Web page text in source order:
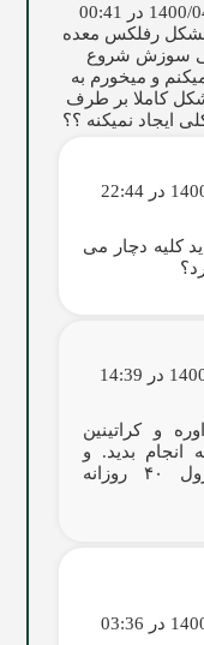
23 در 00:41
رفلکس معده
سوزش شروع
و میخورم به
کاملا بر طرف
ایجاد نمیکنه ؟؟
22:44
کلیه دچار می
14:39
و کراتینین
انجام بدید. و
بجای اومپرازول از پنتوپرازول ۴۰ روزانه
03:36